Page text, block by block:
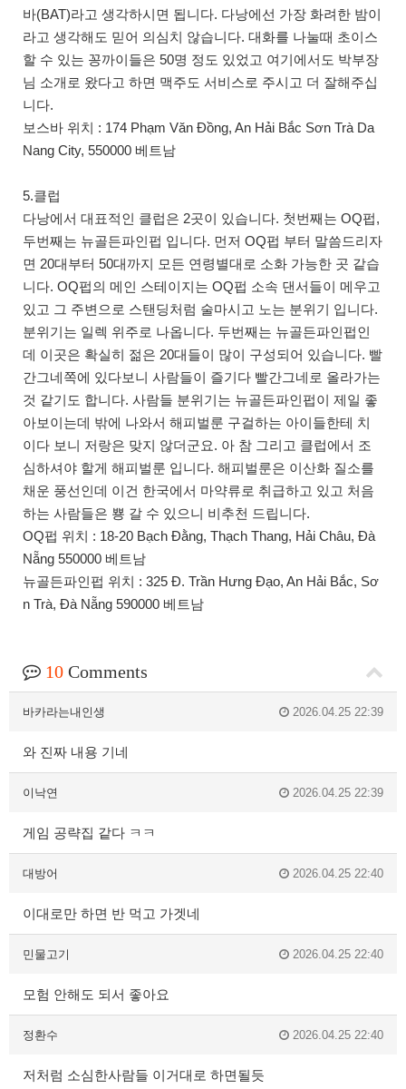
바(BAT)라고 생각하시면 됩니다. 다낭에선 가장 화려한 밤이
라고 생각해도 믿어 의심치 않습니다. 대화를 나눌때 초이스
할 수 있는 꽁까이들은 50명 정도 있었고 여기에서도 박부장
님 소개로 왔다고 하면 맥주도 서비스로 주시고 더 잘해주십
니다.
보스바 위치 : 174 Phạm Văn Đồng, An Hải Bắc Sơn Trà Da
Nang City, 550000 베트남
5.클럽
다낭에서 대표적인 클럽은 2곳이 있습니다. 첫번째는 OQ펍,
두번째는 뉴골든파인펍 입니다. 먼저 OQ펍 부터 말씀드리자
면 20대부터 50대까지 모든 연령별대로 소화 가능한 곳 같습
니다. OQ펍의 메인 스테이지는 OQ펍 소속 댄서들이 메우고
있고 그 주변으로 스탠딩처럼 술마시고 노는 분위기 입니다.
분위기는 일렉 위주로 나옵니다. 두번째는 뉴골든파인펍인
데 이곳은 확실히 젊은 20대들이 많이 구성되어 있습니다. 빨
간그네쪽에 있다보니 사람들이 즐기다 빨간그네로 올라가는
것 같기도 합니다. 사람들 분위기는 뉴골든파인펍이 제일 좋
아보이는데 밖에 나와서 해피벌룬 구걸하는 아이들한테 치
이다 보니 저랑은 맞지 않더군요. 아 참 그리고 클럽에서 조
심하셔야 할게 해피벌룬 입니다. 해피벌룬은 이산화 질소를
채운 풍선인데 이건 한국에서 마약류로 취급하고 있고 처음
하는 사람들은 뿅 갈 수 있으니 비추천 드립니다.
OQ펍 위치 : 18-20 Bạch Đằng, Thạch Thang, Hải Châu, Đà
Nẵng 550000 베트남
뉴골든파인펍 위치 : 325 Đ. Trần Hưng Đạo, An Hải Bắc, Sơ
n Trà, Đà Nẵng 590000 베트남
10 Comments
바카라는내인생 2026.04.25 22:39
와 진짜 내용 기네
이낙연 2026.04.25 22:39
게임 공략집 같다 ㅋㅋ
대방어 2026.04.25 22:40
이대로만 하면 반 먹고 가겟네
민물고기 2026.04.25 22:40
모험 안해도 되서 좋아요
정환수 2026.04.25 22:40
저처럼 소심한사람들 이거대로 하면될듯